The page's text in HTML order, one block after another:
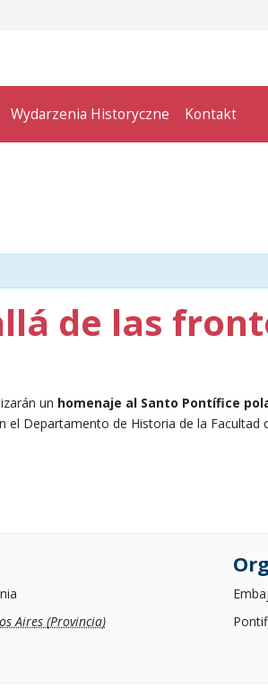
Wydarzenia Historyczne Kontakt
de las
un homenaje al Santo Pontífice
Departamento de Historia de la Facultad
Aires (Provincia)